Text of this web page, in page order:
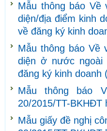
Mẫu thông báo Về
diện/địa điểm kinh
về đăng ký kinh
Mẫu thông báo Về
diện ở nước ngoài
đăng ký kinh doanh
Mẫu thông báo
20/2015/TT-BKHĐT
Mẫu giấy đề nghị